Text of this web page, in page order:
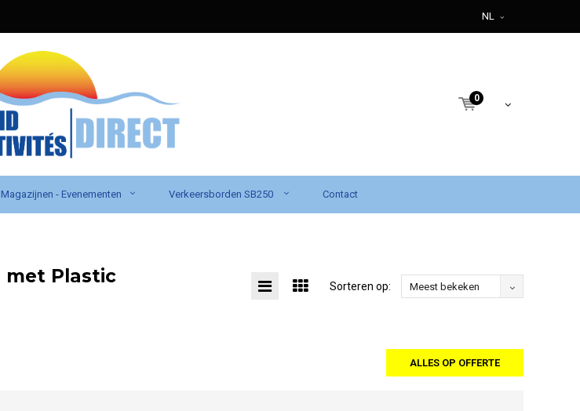
NL
0
- Evenementen Verkeersborden SB250 Contact
met Plastic
Sorteren op: Meest bekeken
ALLES OP OFFERTE